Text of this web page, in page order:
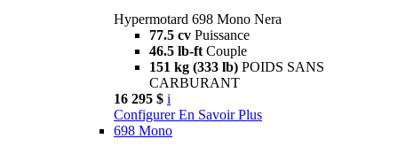
Hypermotard 698 Mono Nera
77.5 cv Puissance
46.5 lb-ft Couple
151 kg (333 lb) POIDS SANS
CARBURANT
16 295 $ i
Configurer En Savoir Plus
698 Mono